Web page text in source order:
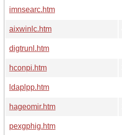
imnsearc.htm
aixwinlc.htm
digtrunl.htm
hconpi.htm
ldaplpp.htm
hageomir.htm
pexgphig.htm